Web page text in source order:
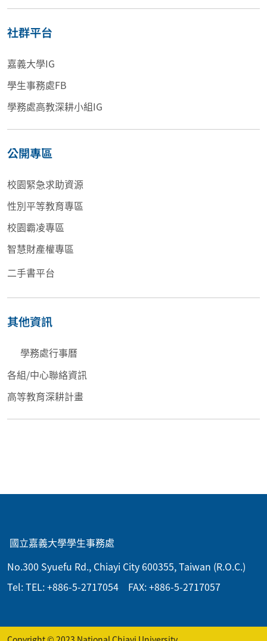
社群平台
嘉義大學IG
學生事務處FB
學務處高教深耕小組IG
公開專區
校園緊急求助資源
性別平等教育專區
校園霸凌專區
智慧財產權專區
二手書平台
其他資訊
學務處行事曆
各組/中心聯絡資訊
高等教育深耕計畫
國立嘉義大學學生事務處
No.300 Syuefu Rd., Chiayi City 600355, Taiwan (R.O.C.)
Tel: TEL: +886-5-2717054 FAX: +886-5-2717057